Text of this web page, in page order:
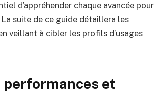
d’appréhender chaque avancée pour
suite de ce guide détaillera les
veillant à cibler les profils d’usages
performances et